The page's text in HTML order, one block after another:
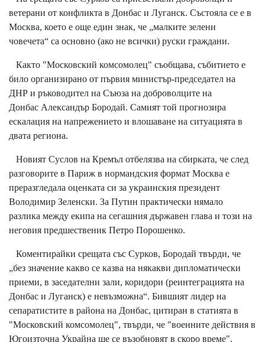
ветерани от конфликта в Донбас и Луганск. Състояла се е в
Москва, което е още един знак, че „малките зелени
човечета“ са основно (ако не всички) руски граждани.
Както "Московский комсомолец" съобщава, събитието е
било организирано от първия министър-председател на
ДНР и ръководител на Съюза на доброволците на
Донбас Александър Бородай. Самият той прогнозира
ескалация на напрежението и влошаване на ситуацията в
двата региона.
Новият Суслов на Кремъл отбелязва на сбирката, че след
разговорите в Париж в нормандския формат Москва е
преразгледала оценката си за украинския президент
Володимир Зеленски. За Путин практически нямало
разлика между екипа на сегашния държавен глава и този на
неговия предшественик Петро Порошенко.
Коментирайки срещата със Сурков, Бородай твърди, че
„без значение какво се казва на някакви дипломатически
приеми, в заседателни зали, коридори (реинтеграцията на
Донбас и Луганск) е невъзможна“. Бившият лидер на
сепаратистите в района на Донбас, цитиран в статията в
"Московский комсомолец", твърди, че "военните действия в
Югоизточна Украйна ще се възобновят в скоро време".